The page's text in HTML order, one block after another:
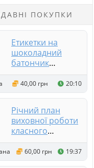
ПОКУПКИ
Етикетки на
шоколадний
батончик
"Солодка
аптечка" у
весняному та
дизайні
40,00 грн 20:10
Річний план
виховної роботи
класного
керівника на
2026/2027 н.р.
для 4 класу
60,00 грн 19:37